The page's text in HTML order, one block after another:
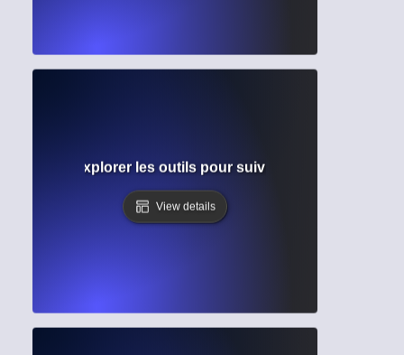
citation ? Explorer les outils pour suivre l'influence et
View details